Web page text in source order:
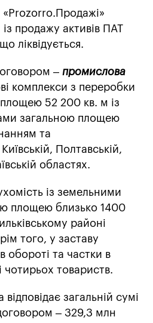
«Prozorro.Продажі»
із продажу активів ПАТ
ліквідується.
– промислова
комплекси з переробки
52 200 кв. м із
загальною площею
та
Полтавській,
областях.
із земельними
площею близько 1400
районі
того, у заставу
та частки в
чотирьох товариств.
загальній сумі
– 329,3 млн